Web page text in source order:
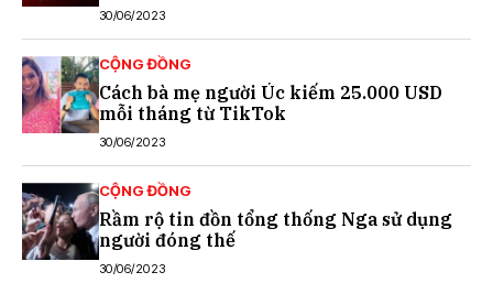
30/06/2023
CỘNG ĐỒNG
Cách bà mẹ người Úc kiếm 25.000 USD
mỗi tháng từ TikTok
30/06/2023
CỘNG ĐỒNG
Rầm rộ tin đồn tổng thống Nga sử dụng
người đóng thế
30/06/2023